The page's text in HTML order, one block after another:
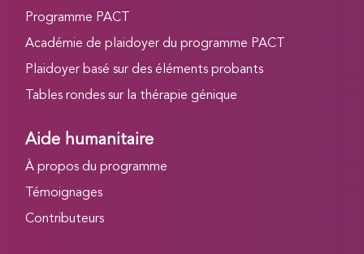
Programme PACT
Académie de plaidoyer du programme PACT
Plaidoyer basé sur des éléments probants
Tables rondes sur la thérapie génique
Aide humanitaire
À propos du programme
Témoignages
Contributeurs